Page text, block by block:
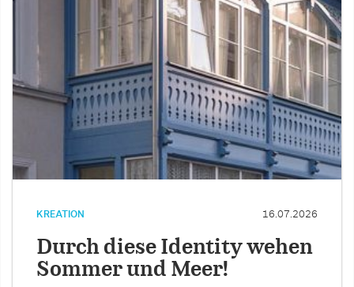
KREATION 16.07.2026
Durch diese Identity wehen
Sommer und Meer!